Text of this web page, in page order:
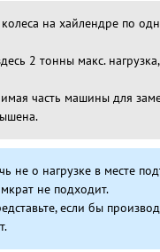
на хайлендре по
2 тонны макс.
часть машины для
не о нагрузке в месте
не подходит.
если бы